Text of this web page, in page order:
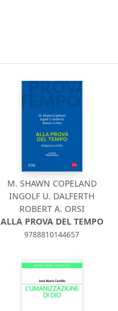
M. SHAWN COPELAND
INGOLF U. DALFERTH
ROBERT A. ORSI
ALLA PROVA DEL TEMPO
9788810144657